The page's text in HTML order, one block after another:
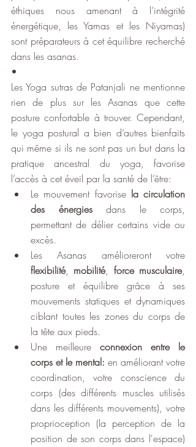
éthiques nous amenant à l’intégrité
énergétique, les Yamas et les Niyamas)
sont préparateurs à cet équilibre recherché
dans les asanas.
•
Les Yoga sutras de Patanjali ne mentionne
rien de plus sur les Asanas que cette
posture confortable à trouver. Cependant,
le yoga postural a bien d’autres bienfaits
qui même si ils ne sont pas un but dans la
pratique ancestral du yoga, favorise
l’accès à cet éveil par la santé de l’être:
Le mouvement favorise la circulation
des énergies dans le corps,
permettant de délier certains vide ou
excès.
flexibilité, mobilité, force musculaire,
posture et équilibre grâce à ses
mouvements statiques et dynamiques
ciblant toutes les zones du corps de
la tête aux pieds.
Une meilleure connexion entre le
corps et le mental: en améliorant votre
coordination, votre conscience du
corps (des différents muscles utilisés
dans les différents mouvements), votre
proprioception (la perception de la
position de son corps dans l'espace)